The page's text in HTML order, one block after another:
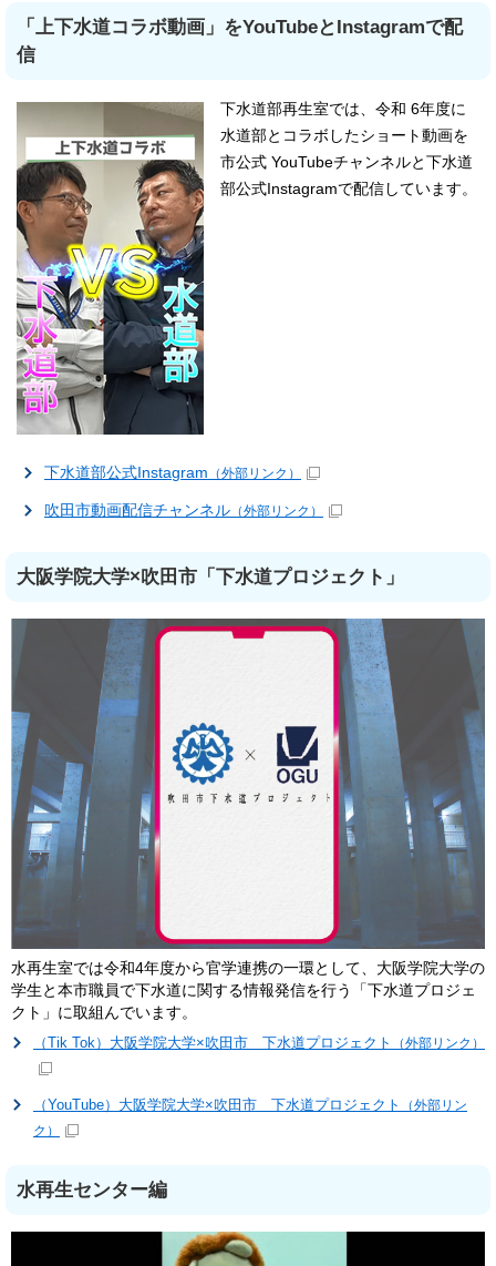
「上下水道コラボ動画」をYouTubeとInstagramで配
信
下水道部再生室では、令和 6年度に
水道部とコラボしたショート動画を
市公式 YouTubeチャンネルと下水道
部公式Instagramで配信しています。
下水道部公式Instagram （外部リンク）
吹田市動画配信チャンネル （外部リンク）
大阪学院大学×吹田市「下水道プロジェクト」
水再生室では令和4年度から官学連携の一環として、大阪学院大学の
学生と本市職員で下水道に関する情報発信を行う「下水道プロジェ
クト」に取組んでいます。
（Tik Tok）大阪学院大学×吹田市 下水道プロジェクト
（外部リンク）
（YouTube）大阪学院大学×吹田市 下水道プロジェクト
（外部リン
ク）
水再生センター編